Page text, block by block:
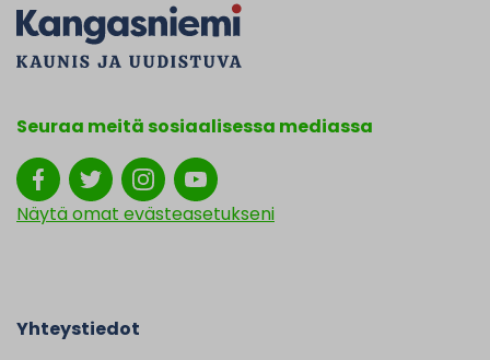
Seuraa meitä sosiaalisessa mediassa
Näytä omat evästeasetukseni
Yhteystiedot